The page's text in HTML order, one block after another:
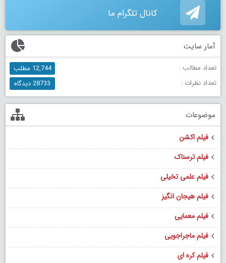
کانال تلگرام ما
آمار سایت
تعداد مطالب :
12,744 مطلب
تعداد نظرات :
28733 دیدگاه
موضوعات
فیلم اکشن
فیلم ترسناک
فیلم علمی تخیلی
فیلم هیجان انگیز
فیلم معمایی
فیلم ماجراجویی
فیلم کره ای